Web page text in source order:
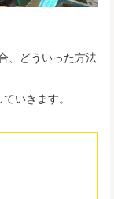
、どういった方法
いきます。